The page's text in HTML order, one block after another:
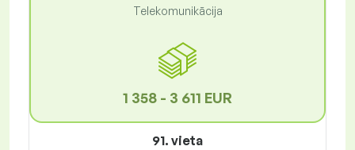
Telekomunikācija
1 358 - 3 611 EUR
91. vieta